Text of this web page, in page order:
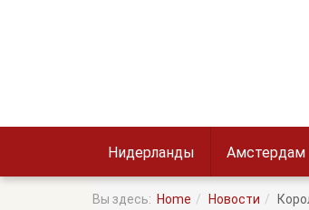
Нидерланды Амстердам
Вы здесь: Home Новости